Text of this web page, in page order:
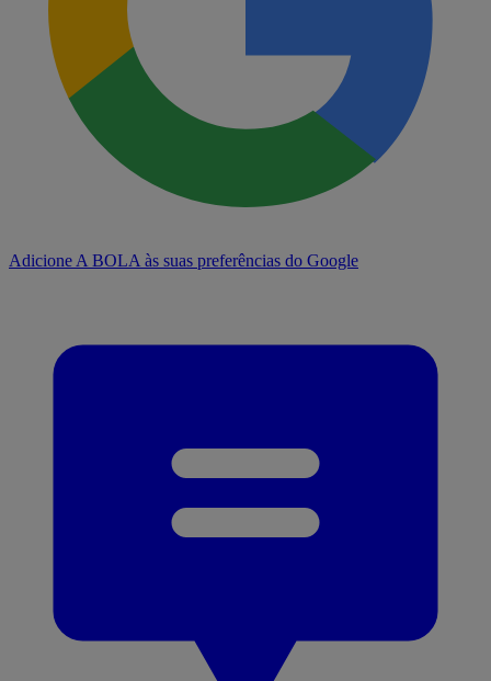
Adicione A BOLA às suas preferências do Google